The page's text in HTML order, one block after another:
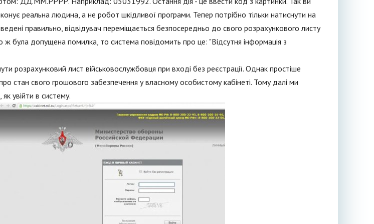
реальна людина, а не робот шкідливої програми. Тепер потрібно тільки натиснути на
правильно, відвідувач переміщається безпосередньо до свого розрахункового листу
була допущена помилка, то система повідомить про це: "Відсутня інформація з
розрахунковий лист військовослужбовця при вході без реєстрації. Однак простіше
стан свого грошового забезпечення у власному особистому кабінеті. Тому далі ми
увійти в систему.